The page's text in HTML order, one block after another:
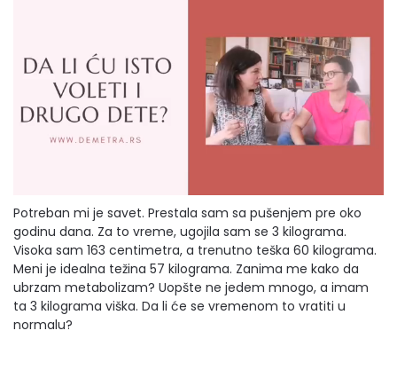
Potreban mi je savet. Prestala sam sa pušenjem pre oko
godinu dana. Za to vreme, ugojila sam se 3 kilograma.
Visoka sam 163 centimetra, a trenutno teška 60 kilograma.
Meni je idealna težina 57 kilograma. Zanima me kako da
ubrzam metabolizam? Uopšte ne jedem mnogo, a imam
ta 3 kilograma viška. Da li će se vremenom to vratiti u
normalu?